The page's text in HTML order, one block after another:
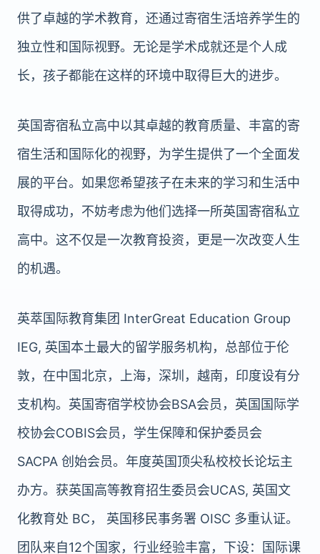
供了卓越的学术教育，还通过寄宿生活培养学生的
独立性和国际视野。无论是学术成就还是个人成
长，孩子都能在这样的环境中取得巨大的进步。
英国寄宿私立高中以其卓越的教育质量、丰富的寄
宿生活和国际化的视野，为学生提供了一个全面发
展的平台。如果您希望孩子在未来的学习和生活中
取得成功，不妨考虑为他们选择一所英国寄宿私立
高中。这不仅是一次教育投资，更是一次改变人生
的机遇。
英萃国际教育集团 InterGreat Education Group
IEG, 英国本土最大的留学服务机构，总部位于伦
敦，在中国北京，上海，深圳，越南，印度设有分
支机构。英国寄宿学校协会BSA会员，英国国际学
校协会COBIS会员，学生保障和保护委员会
SACPA 创始会员。年度英国顶尖私校校长论坛主
办方。获英国高等教育招生委员会UCAS, 英国文
化教育处 BC， 英国移民事务署 OISC 多重认证。
团队来自12个国家，行业经验丰富，下设：国际课